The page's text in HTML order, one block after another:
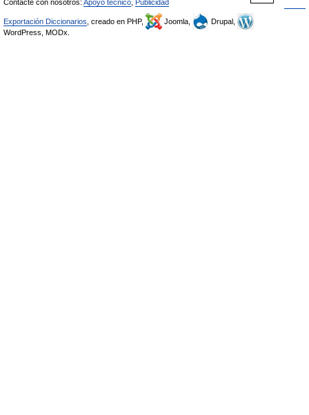
Contacte con nosotros: Apoyo técnico Publicidad
Exportación Diccionarios , creado en PHP, Joomla,
Drupal,
WordPress, MODx.